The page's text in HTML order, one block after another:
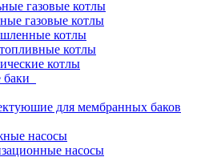
газовые котлы
газовые котлы
котлы
котлы
котлы
для мембранных баков
насосы
насосы